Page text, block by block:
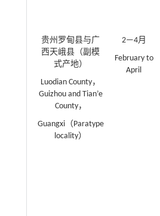
贵州罗甸县与广
西天峨县（副模
式产地）
Luodian County，
Guizhou and Tian’e
County，
Guangxi（Paratype
locality）
2—4月
February to
April